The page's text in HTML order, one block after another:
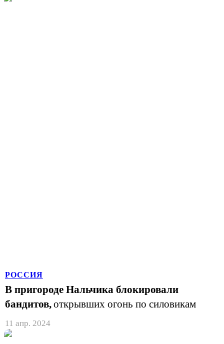
РОССИЯ
В пригороде Нальчика блокировали
бандитов,открывших огонь по силовикам
11 апр. 2024